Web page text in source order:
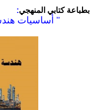
بطباعة كتابي المنهجي:
" أساسيات